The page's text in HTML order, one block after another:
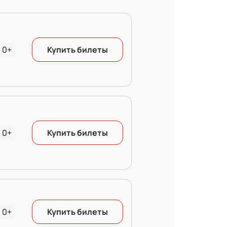
0+ Купить билеты
0+ Купить билеты
0+ Купить билеты